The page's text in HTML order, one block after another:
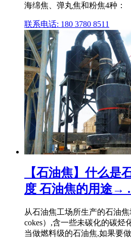
海绵焦、弹丸焦和粉焦4种：
联系电话: 180 3780 8511
【石油焦】什么是
度 石油焦的用途→
从石油焦工场所生产的石油焦
cokes）,含一些未碳化的碳烃
当做燃料级的石油焦,如果要